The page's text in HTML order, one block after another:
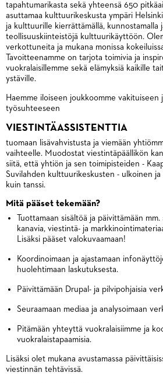
tapahtumarikasta sekä yhteensä 650
asuttamaa kulttuurikeskusta ympäri
ja kulttuurille kierrättämällä, kunnostamalla
teollisuuskiinteistöjä kulttuurikäyttöön.
verkottuneita ja mukana monissa
Tavoitteenamme on tarjota toimivia ja
vuokralaisillemme sekä elämyksiä kaikille
ystäville.
Haemme iloiseen joukkoomme vakituiseen
työsuhteeseen
VIESTINTÄASSISTENTTIA
tuomaan lisävahvistusta ja viemään
vaihteelle. Muodostat viestintäpäällikön
siitä, että yhtiön ja sen toimipisteiden -
Suvilahden kulttuurikeskusten - ulkoinen ja
kuin tanssi.
Mitä pääset tekemään?
Tuottamaan sisältöä ja päivittämään
kanavia, viestintä- ja
Lisäksi pääset valokuvaamaan!
Koordinoimaan ja ajastamaan
huolehtimaan laskutuksesta.
Päivittämään Drupal- ja pilvipohjaisia
Seuraamaan mediaa ja analysoimaan
Pitämään yhteyttä vuokralaisiimme ja
vuokralaistapaamisia.
Lisäksi olet mukana avustamassa
viestinnän tehtävissä.